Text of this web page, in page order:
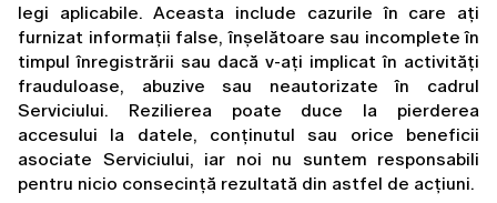
legi aplicabile. Aceasta include cazurile în care ați
furnizat informații false, înșelătoare sau incomplete în
timpul înregistrării sau dacă v-ați implicat în activități
frauduloase, abuzive sau neautorizate în cadrul
Serviciului. Rezilierea poate duce la pierderea
accesului la datele, conținutul sau orice beneficii
asociate Serviciului, iar noi nu suntem responsabili
pentru nicio consecință rezultată din astfel de acțiuni.